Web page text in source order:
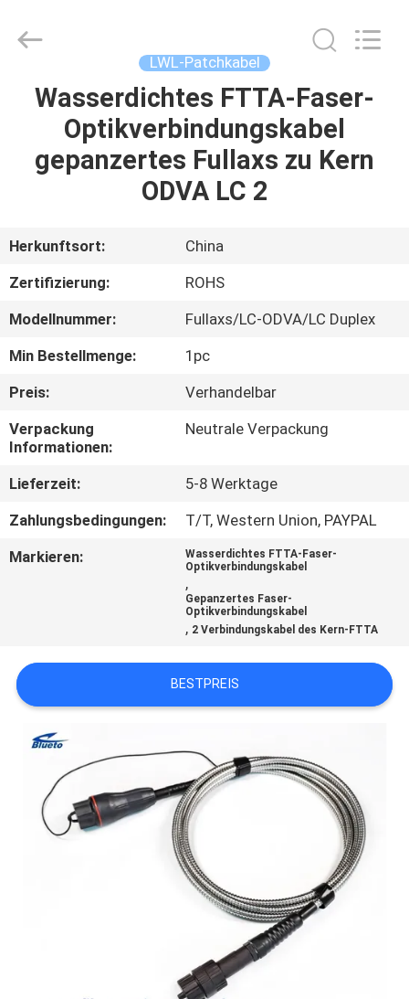
HAUS
PRODUKTE
UNS
AUSFLUG
QUALITÄTSKONTROLLE
TRETEN
SIE
MIT
UNS
NACHRICHTEN
SIE EIN
ZITAT
SITEMAP
LWL-Patchkabel
Wasserdichtes FTTA-Faser-
Optikverbindungskabel
gepanzertes Fullaxs zu Kern
ODVA LC 2
Herkunftsort:
China
Zertifizierung:
ROHS
Modellnummer:
Fullaxs/LC-ODVA/LC Duplex
Min Bestellmenge:
1pc
Preis:
Verhandelbar
Verpackung
Informationen:
Neutrale Verpackung
Lieferzeit:
5-8 Werktage
Zahlungsbedingungen:
T/T, Western Union, PAYPAL
Markieren:
Wasserdichtes FTTA-Faser-
Optikverbindungskabel
,
Gepanzertes Faser-
Optikverbindungskabel
, 2 Verbindungskabel des Kern-FTTA
BESTPREIS